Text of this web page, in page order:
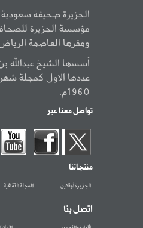
الجزيرة صحيفة
مؤسسة الجزيرة
ومقرها العاصمة
أسسها الشيخ
عددها الاول كمجلة
1960م.
تواصل معنا عبر
منتجاتنا
الجزيرة أونلاين المجلة الثقافية
اتصل بنا